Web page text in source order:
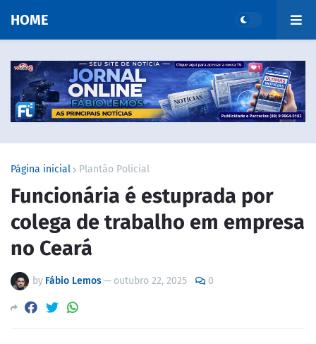
HOME
Página inicial Plantão Policial
Funcionária é estuprada por
colega de trabalho em empresa
no Ceará
by Fábio Lemos— outubro 22, 2025 0